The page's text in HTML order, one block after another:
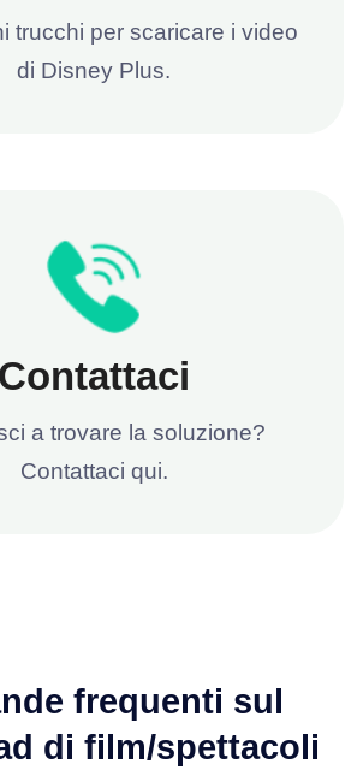
trucchi per scaricare i video
di Disney Plus.
Contattaci
a trovare la soluzione?
Contattaci qui.
frequenti sul
di film/spettacoli